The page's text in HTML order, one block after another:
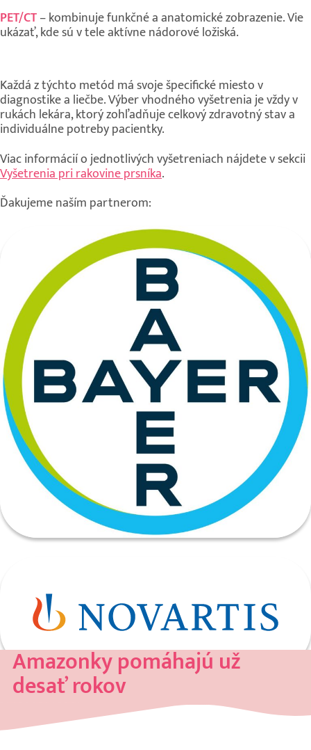
PET/CT– kombinuje funkčné a anatomické zobrazenie. Vie
ukázať, kde sú v tele aktívne nádorové ložiská.
Každá z týchto metód má svoje špecifické miesto v
diagnostike a liečbe. Výber vhodného vyšetrenia je vždy v
rukách lekára, ktorý zohľadňuje celkový zdravotný stav a
individuálne potreby pacientky.
Viac informácií o jednotlivých vyšetreniach nájdete v sekcii
Vyšetrenia pri rakovine prsníka.
Ďakujeme naším partnerom:
Amazonky pomáhajú už
desať rokov